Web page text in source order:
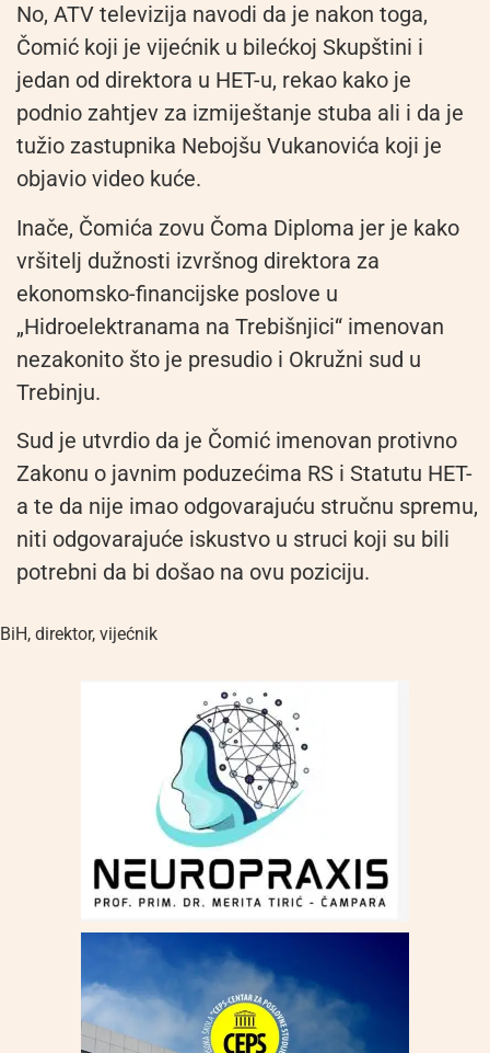
No, ATV televizija navodi da je nakon toga,
Čomić koji je vijećnik u bilećkoj Skupštini i
jedan od direktora u HET-u, rekao kako je
podnio zahtjev za izmiještanje stuba ali i da je
tužio zastupnika Nebojšu Vukanovića koji je
objavio video kuće.
Inače, Čomića zovu Čoma Diploma jer je kako
vršitelj dužnosti izvršnog direktora za
ekonomsko-financijske poslove u
„Hidroelektranama na Trebišnjici“ imenovan
nezakonito što je presudio i Okružni sud u
Trebinju.
Sud je utvrdio da je Čomić imenovan protivno
Zakonu o javnim poduzećima RS i Statutu HET-
a te da nije imao odgovarajuću stručnu spremu,
niti odgovarajuće iskustvo u struci koji su bili
potrebni da bi došao na ovu poziciju.
BiH, direktor, vijećnik